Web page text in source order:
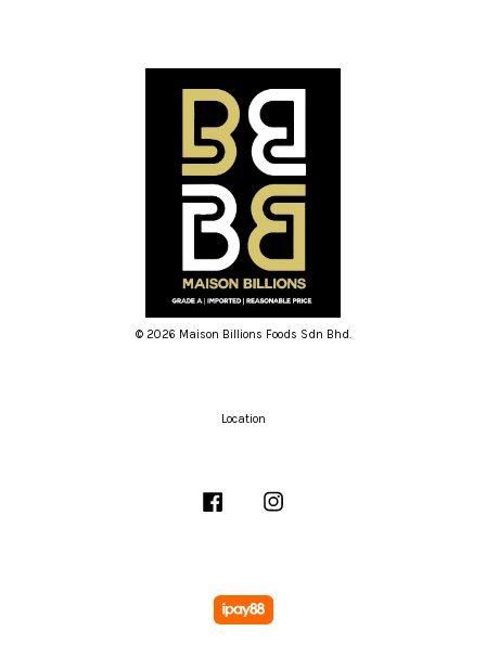
© 2026 Maison Billions Foods Sdn Bhd.
Location
Facebook